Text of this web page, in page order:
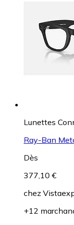
Lunettes
Ray-Ban
Dès
377,10 €
chez
+12